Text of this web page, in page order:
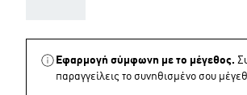
Εφαρμογή σύμφωνη με το μέγεθος.
παραγγείλεις το συνηθισμένο σου